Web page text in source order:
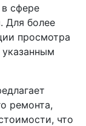
сфере
Для более
просмотра
ремонта,
что